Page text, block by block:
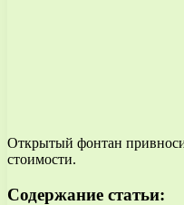
Открытый фонтан
стоимости.
Содержание статьи: